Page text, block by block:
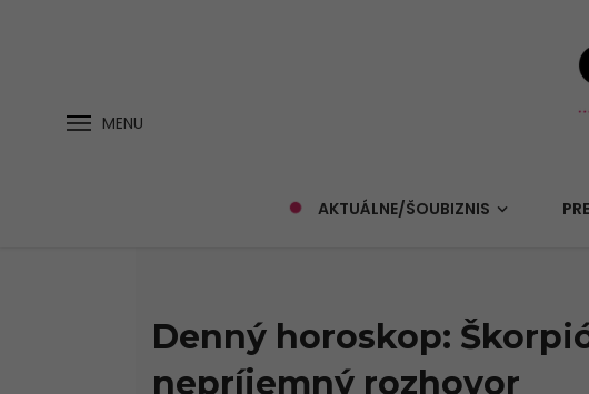
MENU
AKTUÁLNE/ŠOUBIZNIS
Denný horoskop:
nepríjemný rozhovor